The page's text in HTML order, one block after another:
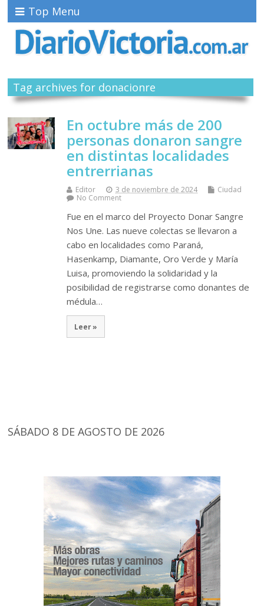
Top Menu
Tag archives for donacionre
En octubre más de 200
personas donaron sangre
en distintas localidades
entrerrianas
Editor 3 de noviembre de 2024
Ciudad
No Comment
Fue en el marco del Proyecto Donar Sangre
Nos Une. Las nueve colectas se llevaron a
cabo en localidades como Paraná,
Hasenkamp, Diamante, Oro Verde y María
Luisa, promoviendo la solidaridad y la
posibilidad de registrarse como donantes de
médula…
Leer »
SÁBADO 8 DE AGOSTO DE 2026